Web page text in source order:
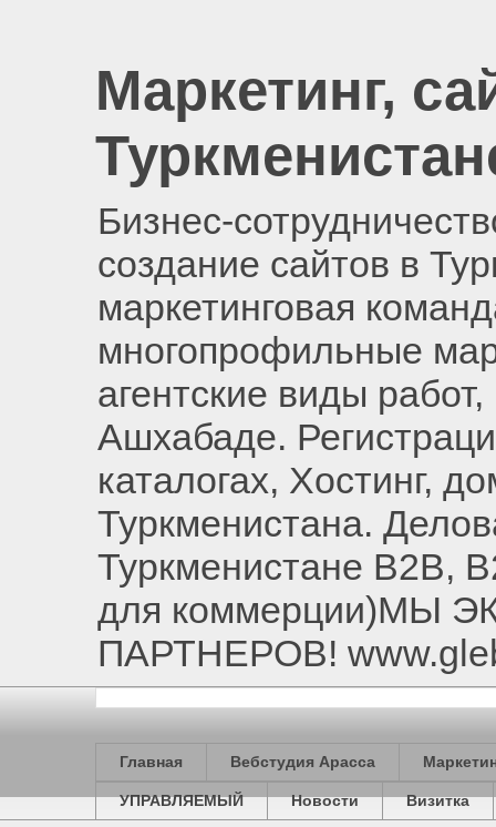
Маркетинг,
Бизнес-
создание сайтов в
маркетинговая
многопрофильные
агентские виды
Ашхабаде.
каталогах, Хостинг,
Туркменистана.
Туркменистане B2B,
для коммерции)МЫ
ПАРТНЕРОВ!
Главная Вебстудия Арасса
УПРАВЛЯЕМЫЙ Новости Визитка